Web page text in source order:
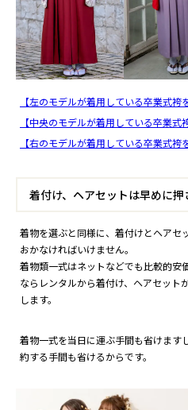
【左のモデルが着用している卒業式袴
【中央のモデルが着用している卒業式
【右のモデルが着用している卒業式袴
着付け、ヘアセットは早めに押
着物を選ぶと同様に、着付けとヘアセ
おかなければいけません。
着物類一式はネットなどでも比較的安
ならレンタルから着付け、ヘアセット
します。
着物一式を当日に運ぶ手間も省けます
約する手間も省けるからです。